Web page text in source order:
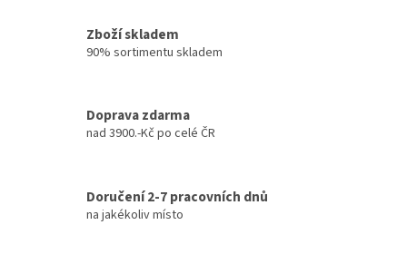
Zboží skladem
90% sortimentu skladem
Doprava zdarma
nad 3900.-Kč po celé ČR
Doručení 2-7 pracovních dnů
na jakékoliv místo